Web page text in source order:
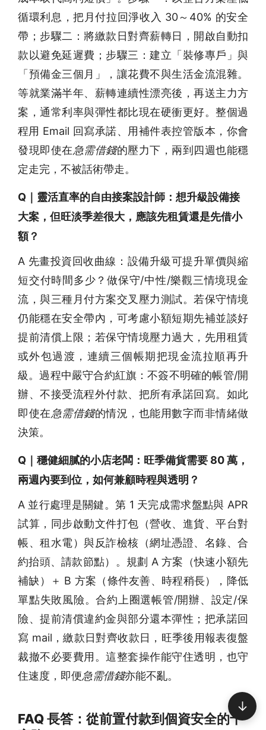
循環利息，把月付拉回淨收入 30～40% 的安全
帶；步驟二：將繳款日對齊薪轉日，開啟自動扣
款以避免延遲費；步驟三：建立「裝修專戶」與
「預備金三個月」，讓花費不與生活金流混雜。
等就業滿半年、薪轉連續性漂亮後，再送主力方
案，通常利率與彈性都比現在硬衝更好。整個過
程用 Email 回寫承諾、用補件表控管版本，你會
發現即使在急需借錢的壓力下，兩到四週也能穩
定走完，不被話術帶走。
Q｜靈活直率的自由接案設計師：想升級設備接
大案，但旺淡季差很大，應該先租賃還是先借小
額？
A 先畫投資回收曲線：設備升級可提升單價與縮
短交付時間多少？做保守/中性/樂觀三情境現金
流，與三種月付方案交叉壓力測試。若保守情境
仍能穩在安全帶內，可考慮小額短期先補並談好
提前清償上限；若保守情境壓力過大，先用租賃
或外包過渡，連續三個帳期把現金流拉順再升
級。過程中嚴守合約紅旗：不簽不明確的帳管/開
辦、不接受流程外付款、把所有承諾回寫。如此
即使在急需借錢的情況，也能用數字而非情緒做
決策。
Q｜穩健細膩的小店老闆：旺季備貨需要 80 萬，
兩週內要到位，如何兼顧時程與透明？
A 並行處理是關鍵。第 1 天完成需求盤點與 APR
試算，同步啟動文件打包（營收、進貨、平台對
帳、租水電）與反詐檢核（網址憑證、名錄、合
約抬頭、請款節點）。規劃 A 方案（快速小額先
補缺）＋ B 方案（條件友善、時程稍長），降低
單點失敗風險。合約上圈選帳管/開辦、設定/保
險、提前清償違約金與部分還本彈性；把承諾回
寫 mail，繳款日對齊收款日，旺季後用報表復盤
裁撤不必要費用。這整套操作能守住透明，也守
住速度，即便急需借錢亦能不亂。
FAQ 長答：從前置付款到個資安全的十
↓